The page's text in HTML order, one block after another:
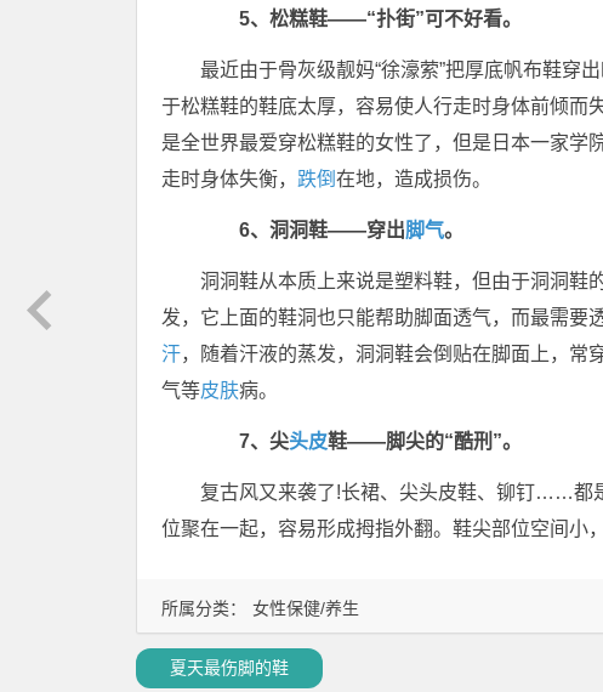
所属分类： 女性保健/养生
5、松糕鞋——“扑街”可不好看。
最近由于骨灰级靓妈“徐濠萦”把厚底帆布鞋穿
于松糕鞋的鞋底太厚，容易使人行走时身体前倾而
是全世界最爱穿松糕鞋的女性了，但是日本一家学
走时身体失衡， 跌倒在地，造成损伤。
6、洞洞鞋——穿出脚气。
洞洞鞋从本质上来说是塑料鞋，但由于洞洞鞋
发，它上面的鞋洞也只能帮助脚面透气，而最需要
汗，随着汗液的蒸发，洞洞鞋会倒贴在脚面上，常
气等皮肤病。
7、尖头皮鞋——脚尖的“酷刑”。
复古风又来袭了!长裙、尖头皮鞋、铆钉……都
位聚在一起，容易形成拇指外翻。鞋尖部位空间小
夏天最伤脚的鞋